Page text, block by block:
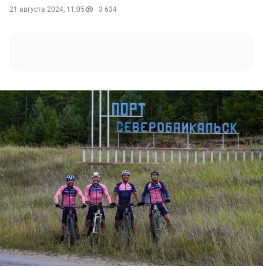
21 августа 2024, 11:05 3 634